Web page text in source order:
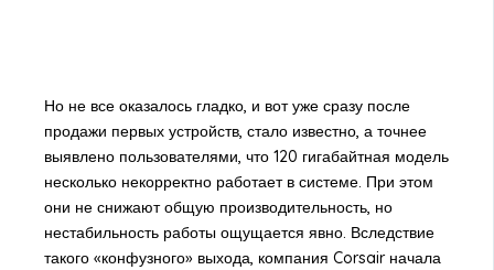
Но не все оказалось гладко, и вот уже сразу после
продажи первых устройств, стало известно, а точнее
выявлено пользователями, что 120 гигабайтная модель
несколько некорректно работает в системе. При этом
они не снижают общую производительность, но
нестабильность работы ощущается явно. Вследствие
такого «конфузного» выхода, компания Corsair начала